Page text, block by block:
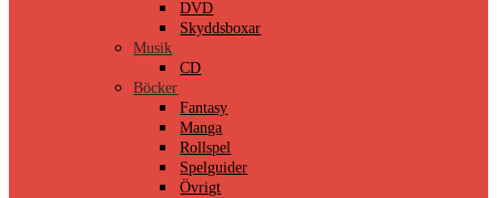
DVD
Skyddsboxar
Musik
CD
Böcker
Fantasy
Manga
Rollspel
Spelguider
Övrigt